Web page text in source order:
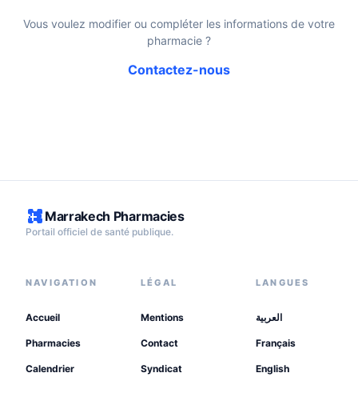
Vous voulez modifier ou compléter les informations de votre
pharmacie ?
Contactez-nous
Marrakech Pharmacies
Portail officiel de santé publique.
NAVIGATION
Accueil
Pharmacies
Calendrier
LÉGAL
Mentions
Contact
Syndicat
LANGUES
العربية
Français
English